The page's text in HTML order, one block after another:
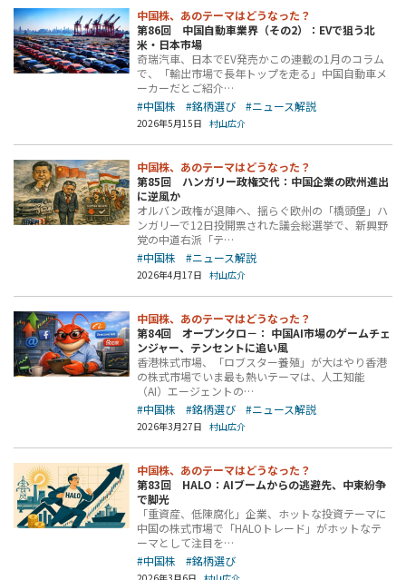
中国株、あのテーマはどうなった？
第86回 中国自動車業界（その2）：EVで狙う北
米・日本市場
奇瑞汽車、日本でEV発売かこの連載の1月のコラム
で、「輸出市場で長年トップを走る」中国自動車メ
ーカーだとご紹介…
#中国株
#銘柄選び #ニュース解説
2026年5月15日 村山広介
中国株、あのテーマはどうなった？
第85回 ハンガリー政権交代：中国企業の欧州進出
に逆風か
オルバン政権が退陣へ、揺らぐ欧州の「橋頭堡」ハ
ンガリーで12日投開票された議会総選挙で、新興野
党の中道右派「テ…
#中国株
#ニュース解説
2026年4月17日 村山広介
中国株、あのテーマはどうなった？
第84回 オープンクロ－： 中国AI市場のゲームチェ
ンジャー、テンセントに追い風
香港株式市場、「ロブスター養殖」が大はやり香港
の株式市場でいま最も熱いテーマは、人工知能
（AI）エージェントの…
#中国株
#銘柄選び #ニュース解説
2026年3月27日 村山広介
中国株、あのテーマはどうなった？
第83回 HALO：AIブームからの逃避先、中東紛争
で脚光
「重資産、低陳腐化」企業、ホットな投資テーマに
中国の株式市場で「HALOトレード」がホットなテ
ーマとして注目を…
#中国株
#銘柄選び